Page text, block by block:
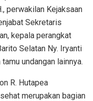
perwakilan Kejaksaan
Sekretaris
kepala perangkat
Selatan Ny. Iryanti
undangan lainnya.
R. Hutapea
merupakan bagian